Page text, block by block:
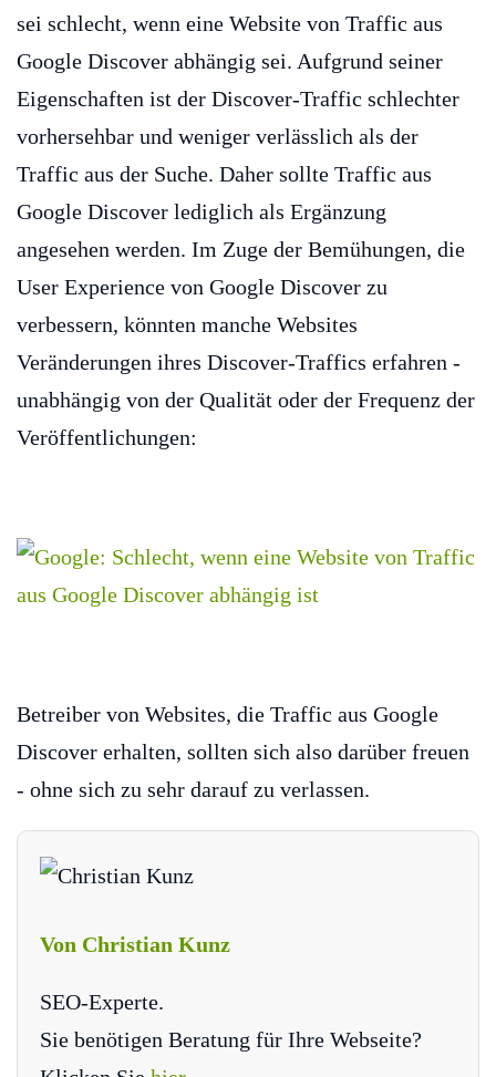
sei schlecht, wenn eine Website von Traffic aus
Google Discover abhängig sei. Aufgrund seiner
Eigenschaften ist der Discover-Traffic schlechter
vorhersehbar und weniger verlässlich als der
Traffic aus der Suche. Daher sollte Traffic aus
Google Discover lediglich als Ergänzung
angesehen werden. Im Zuge der Bemühungen, die
User Experience von Google Discover zu
verbessern, könnten manche Websites
Veränderungen ihres Discover-Traffics erfahren -
unabhängig von der Qualität oder der Frequenz der
Veröffentlichungen:
Betreiber von Websites, die Traffic aus Google
Discover erhalten, sollten sich also darüber freuen
- ohne sich zu sehr darauf zu verlassen.
Von Christian Kunz
SEO-Experte.
Sie benötigen Beratung für Ihre Webseite?